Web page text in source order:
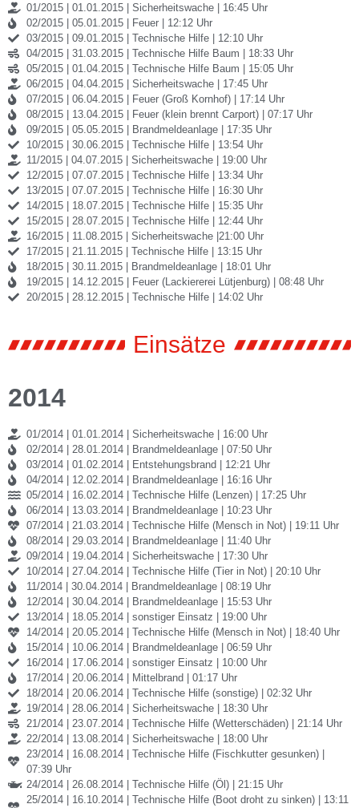
01/2015 | 01.01.2015 | Sicherheitswache | 16:45 Uhr
02/2015 | 05.01.2015 | Feuer | 12:12 Uhr
03/2015 | 09.01.2015 | Technische Hilfe | 12:10 Uhr
04/2015 | 31.03.2015 | Technische Hilfe Baum | 18:33 Uhr
05/2015 | 01.04.2015 | Technische Hilfe Baum | 15:05 Uhr
06/2015 | 04.04.2015 | Sicherheitswache | 17:45 Uhr
07/2015 | 06.04.2015 | Feuer (Groß Kornhof) | 17:14 Uhr
08/2015 | 13.04.2015 | Feuer (klein brennt Carport) | 07:17 Uhr
09/2015 | 05.05.2015 | Brandmeldeanlage | 17:35 Uhr
10/2015 | 30.06.2015 | Technische Hilfe | 13:54 Uhr
11/2015 | 04.07.2015 | Sicherheitswache | 19:00 Uhr
12/2015 | 07.07.2015 | Technische Hilfe | 13:34 Uhr
13/2015 | 07.07.2015 | Technische Hilfe | 16:30 Uhr
14/2015 | 18.07.2015 | Technische Hilfe | 15:35 Uhr
15/2015 | 28.07.2015 | Technische Hilfe | 12:44 Uhr
16/2015 | 11.08.2015 | Sicherheitswache |21:00 Uhr
17/2015 | 21.11.2015 | Technische Hilfe | 13:15 Uhr
18/2015 | 30.11.2015 | Brandmeldeanlage | 18:01 Uhr
19/2015 | 14.12.2015 | Feuer (Lackiererei Lütjenburg) | 08:48 Uhr
20/2015 | 28.12.2015 | Technische Hilfe | 14:02 Uhr
Einsätze
2014
01/2014 | 01.01.2014 | Sicherheitswache | 16:00 Uhr
02/2014 | 28.01.2014 | Brandmeldeanlage | 07:50 Uhr
03/2014 | 01.02.2014 | Entstehungsbrand | 12:21 Uhr
04/2014 | 12.02.2014 | Brandmeldeanlage | 16:16 Uhr
05/2014 | 16.02.2014 | Technische Hilfe (Lenzen) | 17:25 Uhr
06/2014 | 13.03.2014 | Brandmeldeanlage | 10:23 Uhr
07/2014 | 21.03.2014 | Technische Hilfe (Mensch in Not) | 19:11 Uhr
08/2014 | 29.03.2014 | Brandmeldeanlage | 11:40 Uhr
09/2014 | 19.04.2014 | Sicherheitswache | 17:30 Uhr
10/2014 | 27.04.2014 | Technische Hilfe (Tier in Not) | 20:10 Uhr
11/2014 | 30.04.2014 | Brandmeldeanlage | 08:19 Uhr
12/2014 | 30.04.2014 | Brandmeldeanlage | 15:53 Uhr
13/2014 | 18.05.2014 | sonstiger Einsatz | 19:00 Uhr
14/2014 | 20.05.2014 | Technische Hilfe (Mensch in Not) | 18:40 Uhr
15/2014 | 10.06.2014 | Brandmeldeanlage | 06:59 Uhr
16/2014 | 17.06.2014 | sonstiger Einsatz | 10:00 Uhr
17/2014 | 20.06.2014 | Mittelbrand | 01:17 Uhr
18/2014 | 20.06.2014 | Technische Hilfe (sonstige) | 02:32 Uhr
19/2014 | 28.06.2014 | Sicherheitswache | 18:30 Uhr
21/2014 | 23.07.2014 | Technische Hilfe (Wetterschäden) | 21:14 Uhr
22/2014 | 13.08.2014 | Sicherheitswache | 18:00 Uhr
23/2014 | 16.08.2014 | Technische Hilfe (Fischkutter gesunken) |
07:39 Uhr
24/2014 | 26.08.2014 | Technische Hilfe (Öl) | 21:15 Uhr
25/2014 | 16.10.2014 | Technische Hilfe (Boot droht zu sinken) | 13:11